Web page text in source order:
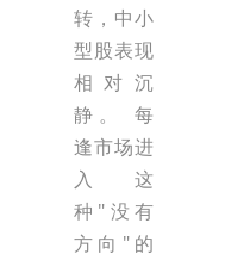
转，中小
型股表现
相对沉
静。 每
逢市场进
入这
种"没有
方向"的